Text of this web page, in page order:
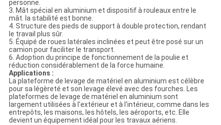
personne.
3. Mât spécial en aluminium et dispositif à rouleaux entre le
mât. la stabilité est bonne.
4. Structure des pieds de support à double protection, rendant
le travail plus sûr.
5. Équipé de roues latérales inclinées et peut être posé sur un
camion pour faciliter le transport.
6. Adoption du principe de fonctionnement de la poulie et
réduction considérablement de la force humaine.
Applications :
La plateforme de levage de matériel en aluminium est célèbre
pour sa légèreté et son levage élevé avec des fourches. Les
plateformes de levage de matériel en aluminium sont
largement utilisées à l'extérieur et à l'intérieur, comme dans les
entrepôts, les maisons, les hôtels, les aéroports, etc. Elle
devient un équipement idéal pour les travaux aériens.